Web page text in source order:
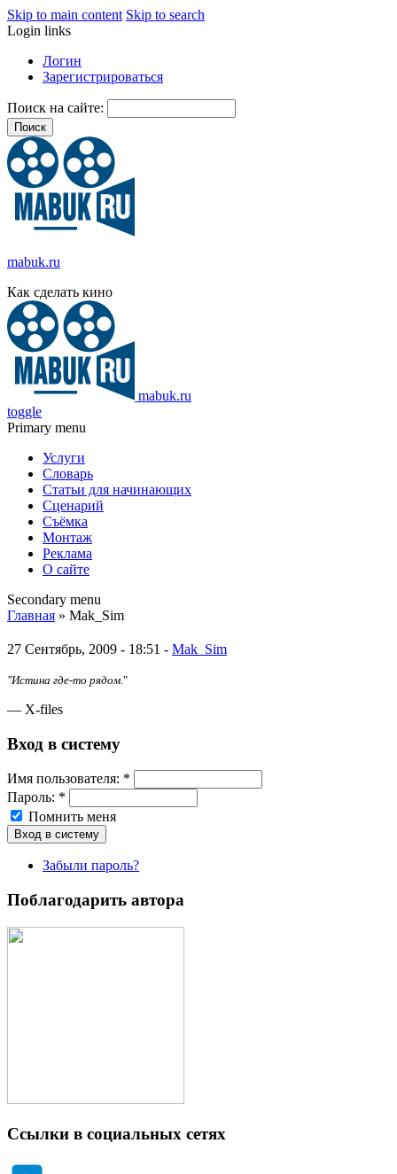
Skip to main content Skip to search
Login links
Логин
Зарегистрироваться
Поиск на сайте:
mabuk.ru
Как сделать кино
mabuk.ru
toggle
Primary menu
Услуги
Словарь
Статьи для начинающих
Сценарий
Съёмка
Монтаж
Реклама
О сайте
Secondary menu
Главная » Mak_Sim
27 Сентябрь, 2009 - 18:51 - Mak_Sim
"Истина где-то рядом. "
— X-files
Вход в систему
Имя пoльзовaтeля: *
Пароль: *
Помнить меня
Забыли пароль?
Поблагодарить автора
Ссылки в социальных сетях